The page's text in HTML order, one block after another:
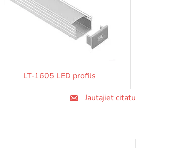
LT-1605 LED profils
Jautājiet citātu